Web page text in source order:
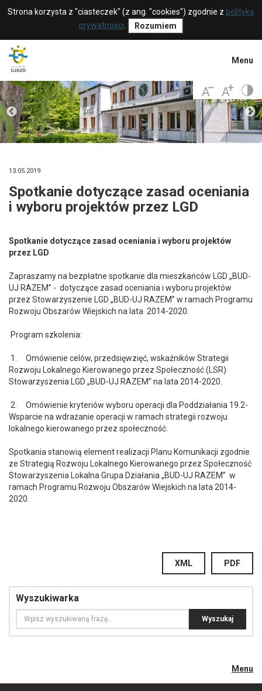
Strona korzysta z "ciasteczek" (z ang. "cookies") zgodnie z polityką
prywatności
Rozumiem
Menu
13.05.2019
Spotkanie dotyczące zasad oceniania
i wyboru projektów przez LGD
Spotkanie dotyczące zasad oceniania i wyboru projektów
przez LGD
Zapraszamy na bezpłatne spotkanie dla mieszkańców LGD „BUD-
UJ RAZEM” - dotyczące zasad oceniania i wyboru projektów
przez Stowarzyszenie LGD „BUD-UJ RAZEM” w ramach Programu
Rozwoju Obszarów Wiejskich na lata 2014-2020.
Program szkolenia:
1. Omówienie celów, przedsięwzięć, wskaźników Strategii
Rozwoju Lokalnego Kierowanego przez Społeczność (LSR)
Stowarzyszenia LGD „BUD-UJ RAZEM” na lata 2014-2020.
2. Omówienie kryteriów wyboru operacji dla Poddziałania 19.2-
Wsparcie na wdrażanie operacji w ramach strategii rozwoju
lokalnego kierowanego przez społeczność.
Spotkania stanowią element realizacji Planu Komunikacji zgodnie
ze Strategią Rozwoju Lokalnego Kierowanego przez Społeczność
Stowarzyszenia Lokalna Grupa Działania „BUD-UJ RAZEM” w
ramach Programu Rozwoju Obszarów Wiejskich na lata 2014-
2020.
PDF
XML
Wyszukiwarka
Menu